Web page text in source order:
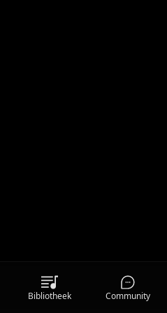
Bibliotheek Community